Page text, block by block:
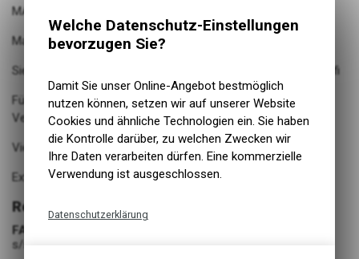
MAGIC MARY
Mary hat magische Kräfte
Sie ist der beliebteste Reifen bei den Downhill und Enduro Profi
Für den Ruhm im Wettkampf wählst du die Super Gravity
Version
Viel leichter als ein klassischer Downhill-Reifen
Extrem seitenstabil und durchschlagsicher
Reifen Fahrrad
FARBE
s/s
Welche Datenschutz-Einstellungen
bevorzugen Sie?
Damit Sie unser Online-Angebot bestmöglich
nutzen können, setzen wir auf unserer Website
Cookies und ähnliche Technologien ein. Sie haben
die Kontrolle darüber, zu welchen Zwecken wir
Ihre Daten verarbeiten dürfen. Eine kommerzielle
Verwendung ist ausgeschlossen.
Datenschutzerklärung